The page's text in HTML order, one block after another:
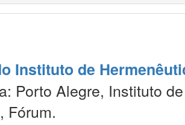
Instituto de
Porto Alegre, Instituto
Fórum.